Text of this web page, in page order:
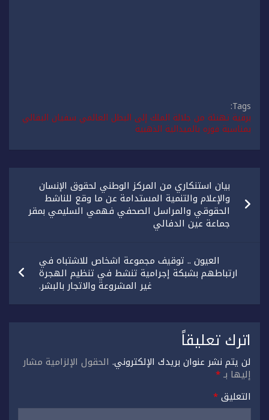
Tags:
برقية تهنئة من جلالة الملك إلى البطل العالمي سفيان البقالي
بمناسبة فوزه بالميدالية الذهبية
تصفّح
المقالاتبيان استنكاري من المركز الوطني لحقوق الإنسان
والإعلام والتنمية المستدامة عن ما وقع للناشط
الحقوقي والمراسل الصحفي فهمي السليمي بمقر
جماعة عين الدفالي
العيون .. توقيف مجموعة اشخاص للاشتباه في
ارتباطهم بشبكة إجرامية تنشط في تنظيم الهجرة
غير المشروعة والاتجار بالبشر.
اترك تعليقاً
لن يتم نشر عنوان بريدك الإلكتروني. الحقول الإلزامية مشار
إليها بـ*
التعليق*